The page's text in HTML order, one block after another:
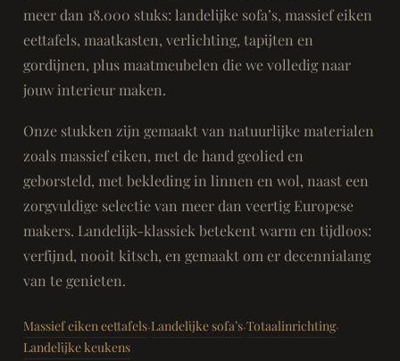
meer dan 18.000 stuks: landelijke sofa’s, massief eiken
eettafels, maatkasten, verlichting, tapijten en
gordijnen, plus maatmeubelen die we volledig naar
jouw interieur maken.
Onze stukken zijn gemaakt van natuurlijke materialen
zoals massief eiken, met de hand geolied en
geborsteld, met bekleding in linnen en wol, naast een
zorgvuldige selectie van meer dan veertig Europese
makers. Landelijk-klassiek betekent warm en tijdloos:
verfijnd, nooit kitsch, en gemaakt om er decennialang
van te genieten.
Massief eiken eettafels·Landelijke sofa’s·Totaalinrichting·
Landelijke keukens